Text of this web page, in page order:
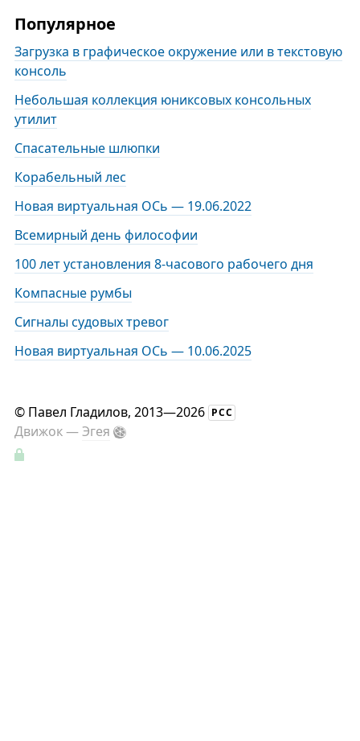
Популярное
Загрузка в графическое окружение или в текстовую
консоль
Небольшая коллекция юниксовых консольных
утилит
Спасательные шлюпки
Корабельный лес
Новая виртуальная ОСь — 19.06.2022
Всемирный день философии
100 лет установления 8-часового рабочего дня
Компасные румбы
Сигналы судовых тревог
Новая виртуальная ОСь — 10.06.2025
© Павел Гладилов, 2013—2026 РСС
Движок —Эгея